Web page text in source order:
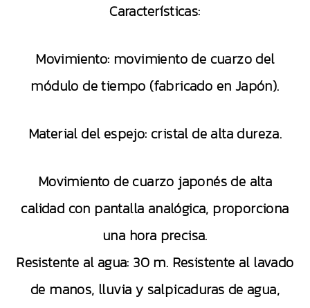
Características:
Movimiento: movimiento de cuarzo del
módulo de tiempo (fabricado en Japón).
Material del espejo: cristal de alta dureza.
Movimiento de cuarzo japonés de alta
calidad con pantalla analógica, proporciona
una hora precisa.
Resistente al agua: 30 m. Resistente al lavado
de manos, lluvia y salpicaduras de agua,